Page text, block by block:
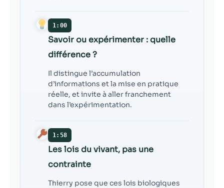
1:00
Savoir ou expérimenter : quelle
différence ?
Il distingue l’accumulation
d’informations et la mise en pratique
réelle, et invite à aller franchement
dans l’expérimentation.
1:58
Les lois du vivant, pas une
contrainte
Thierry pose que ces lois biologiques